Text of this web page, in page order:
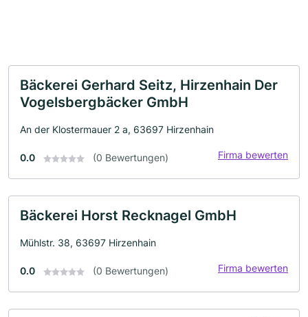
Bäckerei Gerhard Seitz, Hirzenhain Der
Vogelsbergbäcker GmbH
An der Klostermauer 2 a, 63697 Hirzenhain
0.0 (0 Bewertungen) Firma bewerten
Bäckerei Horst Recknagel GmbH
Mühlstr. 38, 63697 Hirzenhain
0.0 (0 Bewertungen) Firma bewerten